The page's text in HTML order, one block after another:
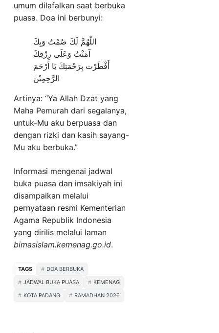
umum dilafalkan saat berbuka
puasa. Doa ini berbunyi:
اللّهُمَّ لَكَ صُمْتُ وَبِكَ
آمَنْتُ وَعَلَى رِزْقِكَ
أَفْطَرْت بِرَحْمَتِكَ يَا اَرْحَمَ
الرَّحِمِيْنَ
Artinya: “Ya Allah Dzat yang
Maha Pemurah dari segalanya,
untuk-Mu aku berpuasa dan
dengan rizki dan kasih sayang-
Mu aku berbuka.”
Informasi mengenai jadwal
buka puasa dan imsakiyah ini
disampaikan melalui
pernyataan resmi Kementerian
Agama Republik Indonesia
yang dirilis melalui laman
bimasislam.kemenag.go.id.
TAGS
DOA BERBUKA
JADWAL BUKA PUASA
KEMENAG
KOTA PADANG
RAMADHAN 2026